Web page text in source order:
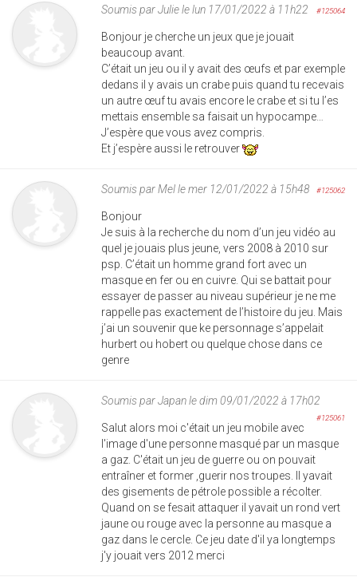
Soumis parJuliele lun 17/01/2022 à 11h22 #125064
Bonjour je cherche un jeux que je jouait
beaucoup avant.
C’était un jeu ou il y avait des œufs et par exemple
dedans il y avais un crabe puis quand tu recevais
un autre œuf tu avais encore le crabe et si tu l’es
mettais ensemble sa faisait un hypocampe…
J’espère que vous avez compris.
Et j’espère aussi le retrouver
Soumis parMelle mer 12/01/2022 à 15h48 #125062
Bonjour
Je suis à la recherche du nom d’un jeu vidéo au
quel je jouais plus jeune, vers 2008 à 2010 sur
psp. C’était un homme grand fort avec un
masque en fer ou en cuivre. Qui se battait pour
essayer de passer au niveau supérieur je ne me
rappelle pas exactement de l’histoire du jeu. Mais
j’ai un souvenir que ke personnage s’appelait
hurbert ou hobert ou quelque chose dans ce
genre
Soumis parJapanle dim 09/01/2022 à 17h02
#125061
Salut alors moi c'était un jeu mobile avec
l'image d'une personne masqué par un masque
a gaz. C'était un jeu de guerre ou on pouvait
entraîner et former ,guerir nos troupes. Il yavait
des gisements de pétrole possible a récolter.
Quand on se fesait attaquer il yavait un rond vert
jaune ou rouge avec la personne au masque a
gaz dans le cercle. Ce jeu date d'il ya longtemps
j'y jouait vers 2012 merci